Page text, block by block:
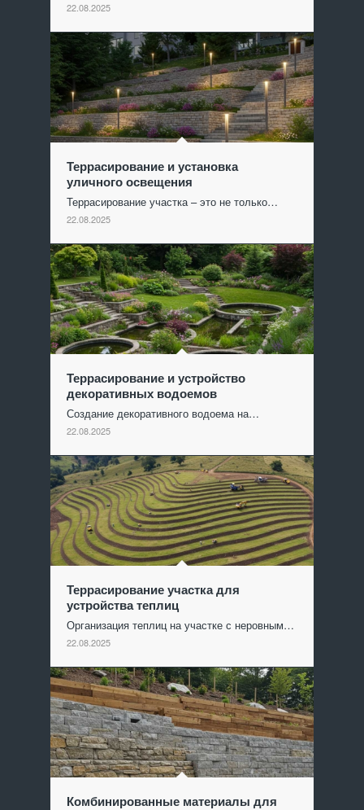
22.08.2025
Террасирование и установка
уличного освещения
Террасирование участка – это не только…
22.08.2025
Террасирование и устройство
декоративных водоемов
Создание декоративного водоема на…
22.08.2025
Террасирование участка для
устройства теплиц
Организация теплиц на участке с неровным…
22.08.2025
Комбинированные материалы для